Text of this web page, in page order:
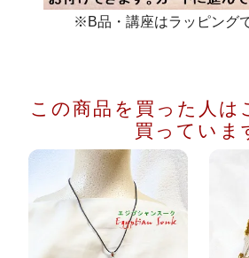
※B品・講座はラッピング
この商品を買った人は
買っていま